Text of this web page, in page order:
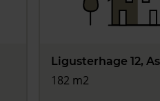
Ligusterhage 12,
182 m2